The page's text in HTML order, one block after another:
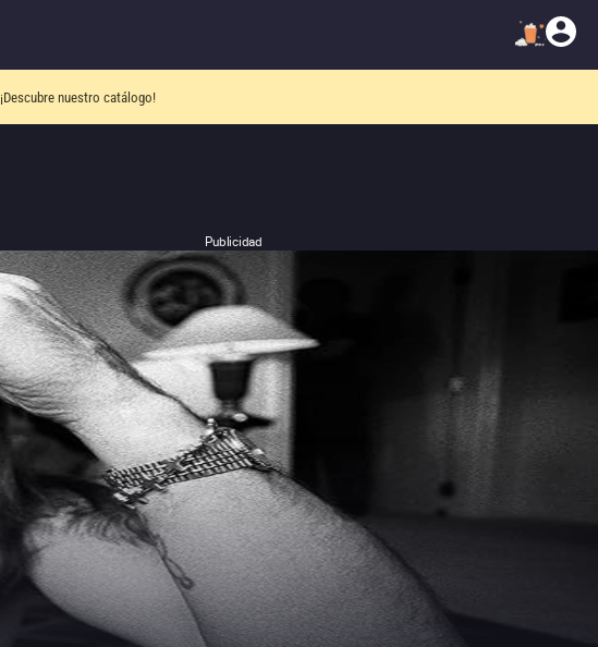
¡Descubre nuestro catálogo!
Publicidad